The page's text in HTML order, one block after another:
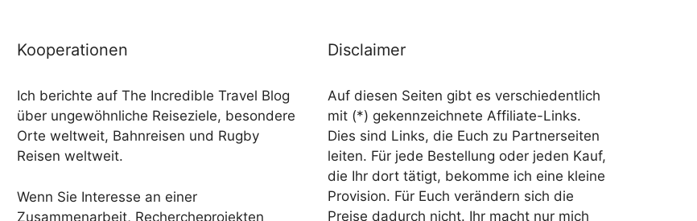
Kooperationen
Ich berichte auf The Incredible Travel Blog
über ungewöhnliche Reiseziele, besondere
Orte weltweit, Bahnreisen und Rugby
Reisen weltweit.
Wenn Sie Interesse an einer
Zusammenarbeit, Rechercheprojekten
Disclaimer
Auf diesen Seiten gibt es verschiedentlich
mit (*) gekennzeichnete Affiliate-Links.
Dies sind Links, die Euch zu Partnerseiten
leiten. Für jede Bestellung oder jeden Kauf,
die Ihr dort tätigt, bekomme ich eine kleine
Provision. Für Euch verändern sich die
Preise dadurch nicht. Ihr macht nur mich